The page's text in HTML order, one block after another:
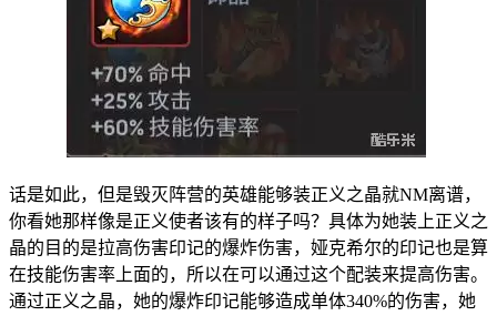
话是如此，但是毁灭阵营的英雄能够装正义之晶就NM离谱，
你看她那样像是正义使者该有的样子吗？具体为她装上正义之
晶的目的是拉高伤害印记的爆炸伤害，娅克希尔的印记也是算
在技能伤害率上面的，所以在可以通过这个配装来提高伤害。
通过正义之晶，她的爆炸印记能够造成单体340%的伤害，她